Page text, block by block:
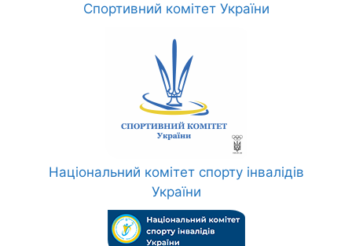
Спортивний комітет України
Національний комітет спорту інвалідів
України